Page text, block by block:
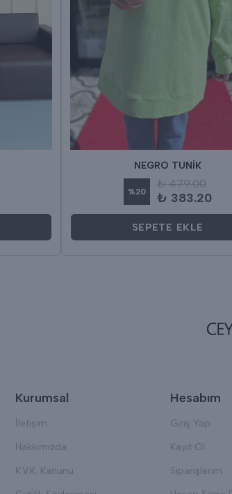
NEGRO TUNİK
%20
₺ 479.00
₺ 383.20
SEPETE EKLE
Kurumsal
İletişim
Hakkımızda
K.V.K. Kanunu
Hesabım
Giriş Yap
Kayıt Ol
Siparişlerim